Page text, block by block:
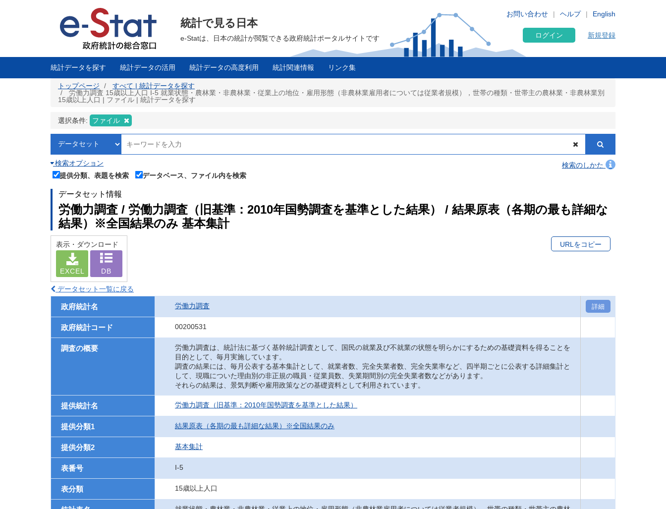
に
English
お問い合わせ ヘルプ
統計で見る日本
e-Statは、日本の統計が閲覧できる政府統計ポータルサイトです ログイン 新規登録
統計データを探す 統計データの活用 統計データの高度利用 統計関連情報 リンク集
トップページ
すべて | 統計データを探す
労働力調査 15歳以上人口 I-5 就業状態・農林業・非農林業・従業上の地位・雇用形態（非農林業雇用者については従業者規模），世帯の種類・世帯主の農林業・非農林業別
15歳以上人口 | ファイル | 統計データを探す
選択条件: ファイル
検索オプション
検索のしかた
提供分類、表題を検索
データベース、ファイル内を検索
データセット情報
労働力調査 / 労働力調査（旧基準：2010年国勢調査を基準とした結果） / 結果原表（各期の最も詳細な
結果）※全国結果のみ 基本集計
表示・ダウンロード
EXCEL DB
URLをコピー
データセット一覧に戻る
政府統計名 労働力調査 詳細
政府統計コード 00200531
調査の概要
労働力調査は、統計法に基づく基幹統計調査として、国民の就業及び不就業の状態を明らかにするための基礎資料を得ることを
目的として、毎月実施しています。
調査の結果には、毎月公表する基本集計として、就業者数、完全失業者数、完全失業率など、四半期ごとに公表する詳細集計と
して、現職についた理由別の非正規の職員・従業員数、失業期間別の完全失業者数などがあります。
それらの結果は、景気判断や雇用政策などの基礎資料として利用されています。
提供統計名 労働力調査（旧基準：2010年国勢調査を基準とした結果）
提供分類1 結果原表（各期の最も詳細な結果）※全国結果のみ
提供分類2 基本集計
表番号 I-5
表分類 15歳以上人口